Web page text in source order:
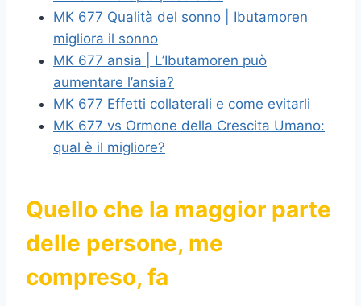
MK 677 Qualità del sonno | Ibutamoren
migliora il sonno
MK 677 ansia | L’Ibutamoren può
aumentare l’ansia?
MK 677 Effetti collaterali e come evitarli
MK 677 vs Ormone della Crescita Umano:
qual è il migliore?
Quello che la maggior parte
delle persone, me
compreso, fa